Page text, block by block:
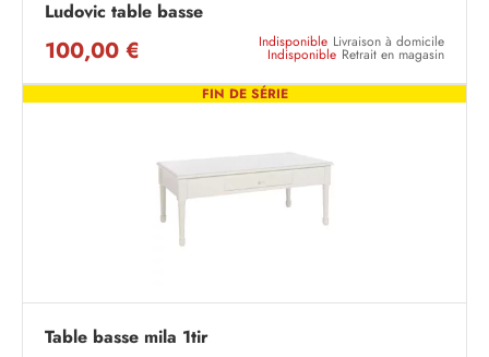
Ludovic table basse
100,00 € Indisponible Livraison à domicile
Indisponible Retrait en magasin
FIN DE SÉRIE
Table basse mila 1tir